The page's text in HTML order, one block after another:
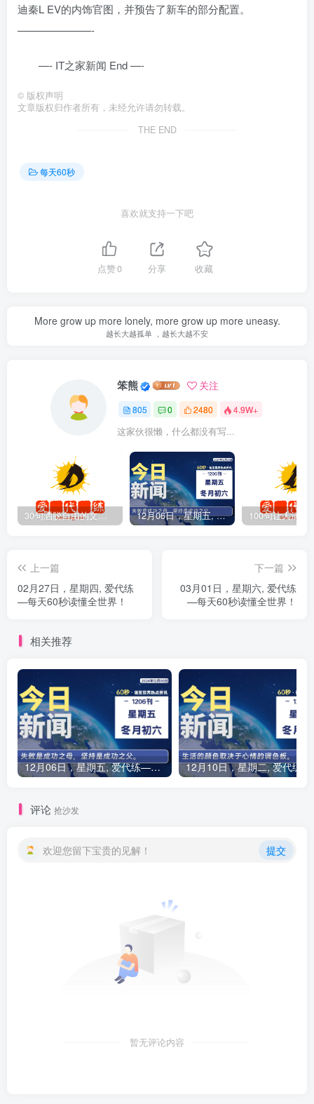
迪秦L EV的内饰官图，并预告了新车的部分配置。
———————-
—- IT之家新闻 End —-
© 版权声明
文章版权归作者所有，未经允许请勿转载。
THE END
每天60秒
喜欢就支持一下吧
点赞0 分享 收藏
More grow up more lonely, more grow up more uneasy.
越长大越孤单 ，越长大越不安
笨熊 关注
805 0 2480 4.9W+
这家伙很懒，什么都没有写...
30句洒脱自由的文案短句 12月06日，星期五, 爱代练—每天60秒读懂全世界！
上一篇
02月27日，星期四, 爱代练
—每天60秒读懂全世界！
下一篇
03月01日，星期六, 爱代练
—每天60秒读懂全世界！
相关推荐
12月06日，星期五, 爱代练—每天60秒读懂全世界！
评论 抢沙发
欢迎您留下宝贵的见解！ 提交
暂无评论内容